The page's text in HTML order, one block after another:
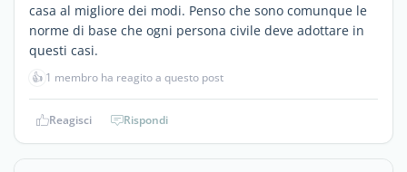
casa al migliore dei modi. Penso che sono comunque le
norme di base che ogni persona civile deve adottare in
questi casi.
👍 1 membro ha reagito a questo post
Reagisci Rispondi